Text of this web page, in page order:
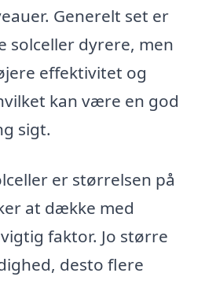
Generelt set er
solceller dyrere, men
effektivitet og
kan være en god
sigt.
er størrelsen på
at dække med
faktor. Jo større
desto flere